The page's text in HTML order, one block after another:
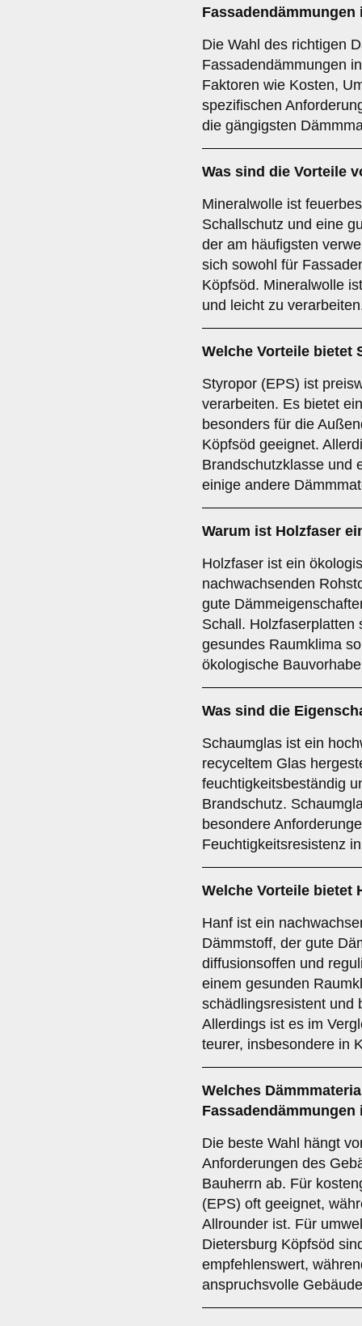
Die Wahl des richtigen
Fassadendämmungen
Faktoren wie Kosten,
spezifischen
die gängigsten
Was sind die Vorteile
Mineralwolle ist
Schallschutz und eine
der am häufigsten
sich sowohl für
Köpfsöd. Mineralwolle
und leicht zu
Welche Vorteile bietet
Styropor (EPS) ist
verarbeiten. Es bietet
besonders für die
Köpfsöd geeignet.
Brandschutzklasse und
einige andere
Warum ist Holzfaser
Holzfaser ist ein
nachwachsenden
gute
Schall. Holzfaserplatten
gesundes Raumklima
ökologische
Was sind die
Schaumglas ist ein
recyceltem Glas
feuchtigkeitsbeständig
Brandschutz.
besondere
Feuchtigkeitsresistenz
Welche Vorteile bietet
Hanf ist ein
Dämmstoff, der gute
diffusionsoffen und
einem gesunden
schädlingsresistent und
Allerdings ist es im
teurer, insbesondere in
Welches
Die beste Wahl hängt
Anforderungen des
Bauherrn ab. Für
(EPS) oft geeignet,
Allrounder ist. Für
Dietersburg Köpfsöd
empfehlenswert,
anspruchsvolle